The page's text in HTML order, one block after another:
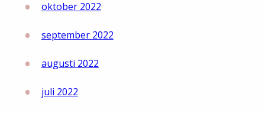
oktober 2022
september 2022
augusti 2022
juli 2022